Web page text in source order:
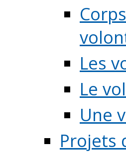
Les
Le
Une
Projets